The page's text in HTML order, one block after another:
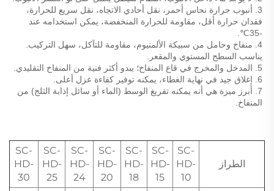
-35℃.
يناسب السطح المستوي والمقعر.
5. المدخل والمخرج في قاع المنفاخ؛ يبدو أكثر فنية من المنفاخ التقليدي.
6. إغلاق جيد في نهاية الغطاء، يمكنه توفير كفاءة عزل أعلى.
المنفاخ.
الطراز
SC-
HD-
10
SC-
HD-
15
SC-
HD-
18
SC-
HD-
20
SC-
HD-
24
SC-
HD-
25
SC-
HD-
30